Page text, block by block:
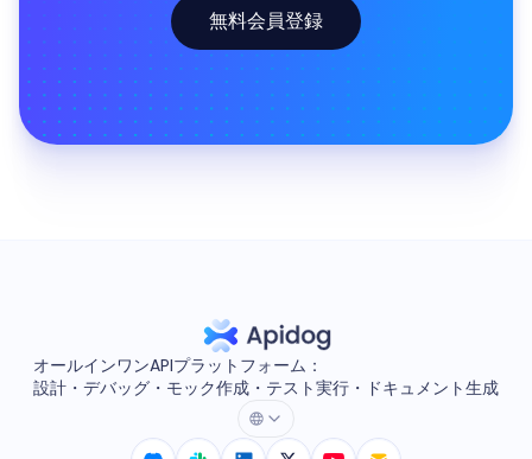
無料会員登録
オールインワンAPIプラットフォーム：
設計・デバッグ・モック作成・テスト実行・ドキュメント生成